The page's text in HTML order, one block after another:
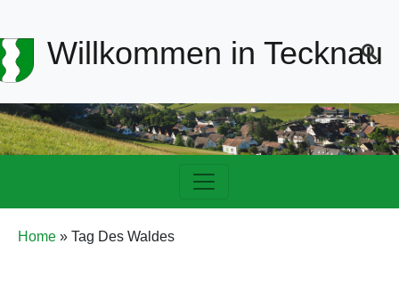
Navigation
Willkommen in Tecknau
Pfadnavigation
Home Tag Des Waldes